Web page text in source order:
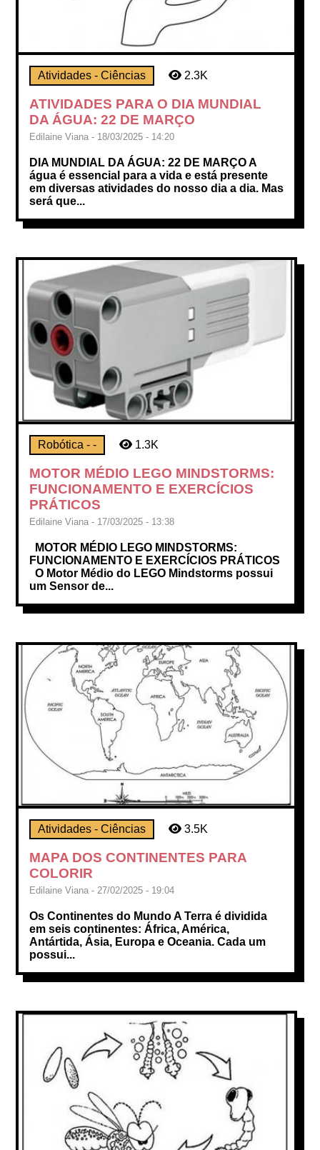
Atividades - Ciências 2.3K
ATIVIDADES PARA O DIA MUNDIAL
DA ÁGUA: 22 DE MARÇO
Edilaine Viana - 18/03/2025 - 14:20
DIA MUNDIAL DA ÁGUA: 22 DE MARÇO A
água é essencial para a vida e está presente
em diversas atividades do nosso dia a dia. Mas
será que...
Robótica - - 1.3K
MOTOR MÉDIO LEGO MINDSTORMS:
FUNCIONAMENTO E EXERCÍCIOS
PRÁTICOS
Edilaine Viana - 17/03/2025 - 13:38
MOTOR MÉDIO LEGO MINDSTORMS:
FUNCIONAMENTO E EXERCÍCIOS PRÁTICOS
O Motor Médio do LEGO Mindstorms possui
um Sensor de...
Atividades - Ciências 3.5K
MAPA DOS CONTINENTES PARA
COLORIR
Edilaine Viana - 27/02/2025 - 19:04
Os Continentes do Mundo A Terra é dividida
em seis continentes: África, América,
Antártida, Ásia, Europa e Oceania. Cada um
possui...